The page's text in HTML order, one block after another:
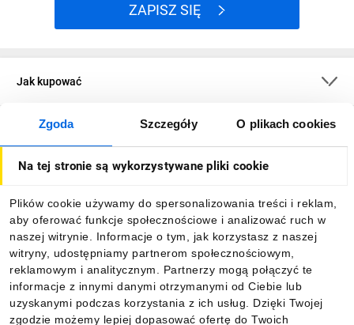
Zgoda Szczegóły O plikach cookies
Na tej stronie są wykorzystywane pliki cookie
Plików cookie używamy do spersonalizowania treści i reklam,
aby oferować funkcje społecznościowe i analizować ruch w
naszej witrynie. Informacje o tym, jak korzystasz z naszej
witryny, udostępniamy partnerom społecznościowym,
reklamowym i analitycznym. Partnerzy mogą połączyć te
informacje z innymi danymi otrzymanymi od Ciebie lub
uzyskanymi podczas korzystania z ich usług. Dzięki Twojej
zgodzie możemy lepiej dopasować ofertę do Twoich
ZAPISZ SIĘ
Jak kupować
O firmie
Informacje
Pobierz naszą aplikację mobilną: